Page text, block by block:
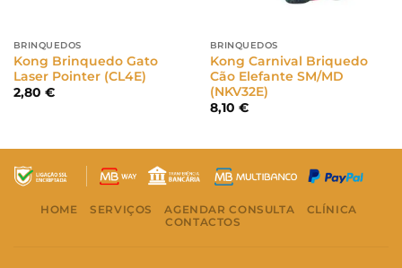
BRINQUEDOS
Kong Brinquedo Gato
Laser Pointer (CL4E)
2,80 €
BRINQUEDOS
Kong Carnival Briquedo
Cão Elefante SM/MD
(NKV32E)
8,10 €
HOME SERVIÇOS AGENDAR CONSULTA
CLÍNICA
CONTACTOS